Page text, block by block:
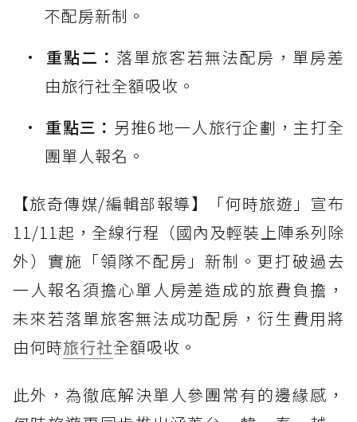
不配房新制。
重點二： 落單旅客若無法配房，單房差
由旅行社全額吸收。
重點三： 另推6地一人旅行企劃，主打全
團單人報名。
【旅奇傳媒/編輯部報導】「何時旅遊」宣布
11/11起，全線行程（國內及輕裝上陣系列除
外）實施「領隊不配房」新制。更打破過去
一人報名須擔心單人房差造成的旅費負擔，
未來若落單旅客無法成功配房，衍生費用將
由何時旅行社全額吸收。
此外，為徹底解決單人參團常有的邊緣感，